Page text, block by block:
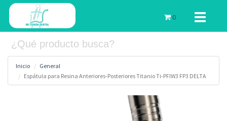
Toggle
0
Inicio
General
Espátula para Resina Anteriores-Posteriores Titanio Ti-PFIW3 FP3 DELTA